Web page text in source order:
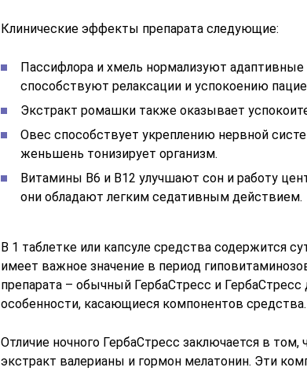
Клинические эффекты препарата следующие:
Пассифлора и хмель нормализуют
способствуют релаксации и успокоению
Экстракт ромашки также оказывает
Овес способствует укреплению нервной
женьшень тонизирует организм.
Витамины В6 и В12 улучшают сон и работу
они обладают легким седативным действием.
В 1 таблетке или капсуле средства содержится
имеет важное значение в период
препарата – обычный ГербаСтресс и
особенности, касающиеся компонентов средства.
Отличие ночного ГербаСтресс заключается в том,
экстракт валерианы и гормон мелатонин. Эти